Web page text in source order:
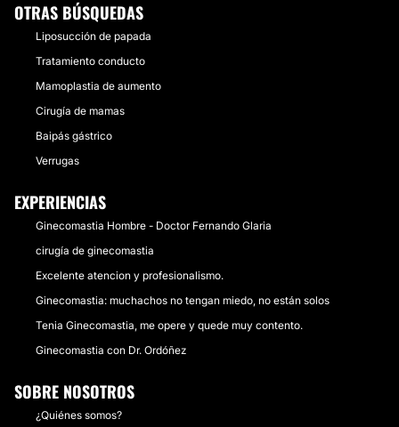
OTRAS BÚSQUEDAS
Liposucción de papada
Tratamiento conducto
Mamoplastia de aumento
Cirugía de mamas
Baipás gástrico
Verrugas
EXPERIENCIAS
Ginecomastia Hombre - Doctor Fernando Glaria
cirugía de ginecomastia
Excelente atencion y profesionalismo.
Ginecomastia: muchachos no tengan miedo, no están solos
Tenia Ginecomastia, me opere y quede muy contento.
Ginecomastia con Dr. Ordóñez
SOBRE NOSOTROS
¿Quiénes somos?